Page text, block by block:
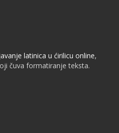
latinica u ćirilicu online,
čuva formatiranje teksta.